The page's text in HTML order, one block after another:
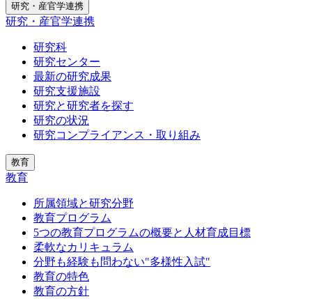
研究・産官学連携
研究・産官学連携
研究科
研究センター
最新の研究成果
研究支援施設
研究と研究者を探す
研究の状況
研究コンプライアンス・取り組み
教育
教育
所属領域と研究分野
教育プログラム
5つの教育プログラムの概要と人材育成目標
柔軟なカリキュラム
分野も経験も問わない"多様性入試"
教育の特色
教育の方針